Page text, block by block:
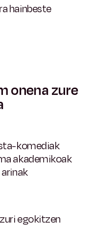
hainbeste
onena zure
komediak
akademikoak
egokitzen